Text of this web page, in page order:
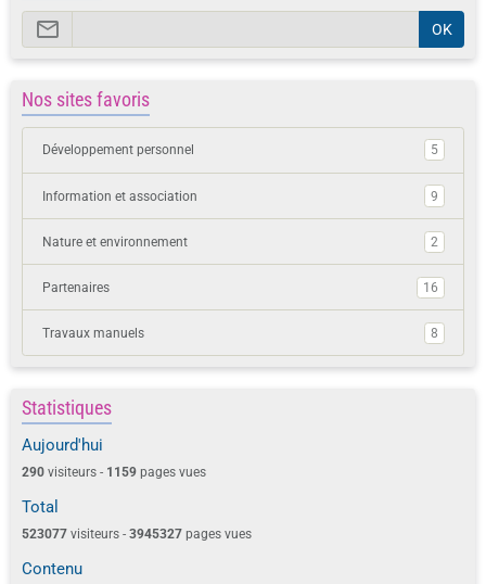
OK
Nos sites favoris
Développement personnel 5
Information et association 9
Nature et environnement 2
Partenaires 16
Travaux manuels 8
Statistiques
Aujourd'hui
290 visiteurs - 1159 pages vues
Total
523077 visiteurs - 3945327 pages vues
Contenu